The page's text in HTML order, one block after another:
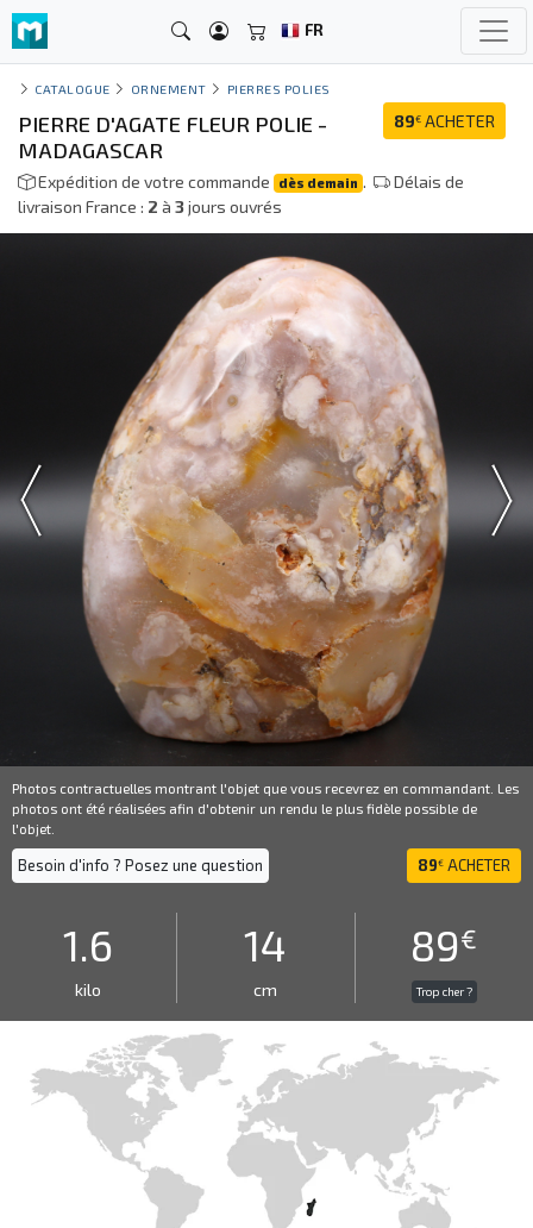
FR
CATALOGUE ORNEMENT PIERRES POLIES
89€ ACHETER
PIERRE D'AGATE FLEUR POLIE -
MADAGASCAR
Expédition de votre commande dès demain .
Délais de
livraison France : 2 à 3jours ouvrés
Photos contractuelles montrant l'objet que vous recevrez en commandant. Les
photos ont été réalisées afin d'obtenir un rendu le plus fidèle possible de
l'objet.
Besoin d'info ? Posez une question 89€ ACHETER
1.6
kilo
14
cm
89€
Trop cher ?